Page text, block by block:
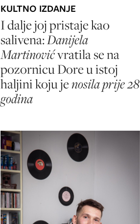
KULTNO IZDANJE
I dalje joj pristaje kao
salivena:Danijela
Martinovićvratila se na
pozornicu Dore u istoj
haljini koju jenosila prije 28
godina